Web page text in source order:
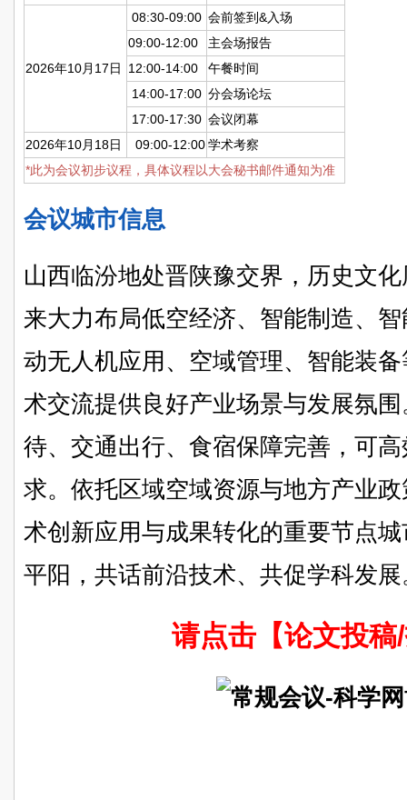
2026年10月17日
08:30-09:00 会前签到&入场
09:00-12:00
主会场报告
12:00-14:00
午餐时间
14:00-17:00 分会场论坛
17:00-17:30 会议闭幕
2026年10月18日
09:00-12:00学术考察
*此为会议初步议程，具体议程以大会秘书邮件通知为准
会议城市信息
山西临汾地处晋陕豫交界，历史文
来大力布局低空经济、智能制造、
动无人机应用、空域管理、智能装
术交流提供良好产业场景与发展氛
待、交通出行、食宿保障完善，可
求。依托区域空域资源与地方产业
术创新应用与成果转化的重要节点
平阳，共话前沿技术、共促学科发展
请点击【论文投稿